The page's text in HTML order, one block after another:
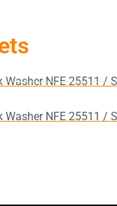
Washer NFE 25511 /
Washer NFE 25511 /